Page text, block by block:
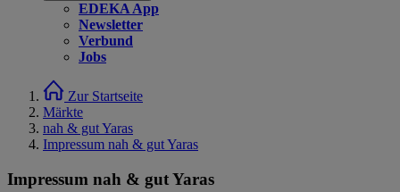
EDEKA App
Newsletter
Verbund
Jobs
Zur Startseite
Märkte
nah & gut Yaras
Impressum nah & gut Yaras
Impressum nah & gut Yaras